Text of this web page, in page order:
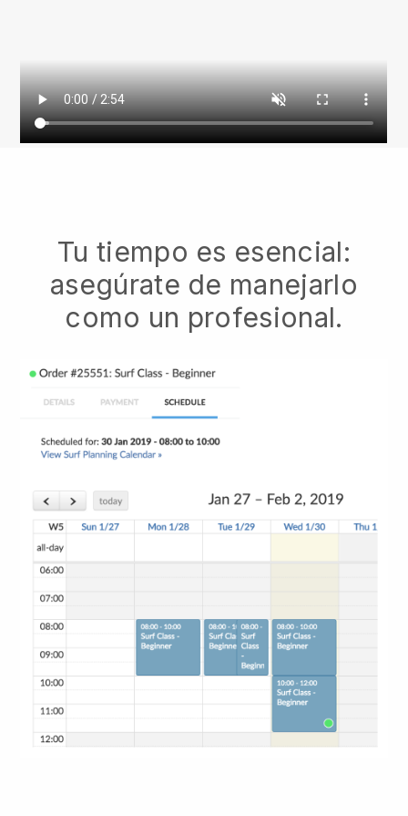
Tu tiempo es esencial:
asegúrate de manejarlo
como un profesional.